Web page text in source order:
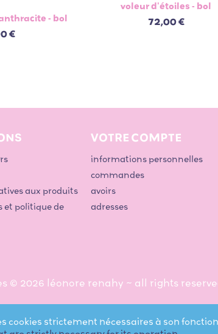
rapide - bol
€
voleur d'étoiles - bol
72,00 €
aux produits
et politique de
VOTRE COMPTE
informations personnelles
commandes
avoirs
adresses
© 2026 léonore renahy ~ all rights
cookies strictement nécessaires à son